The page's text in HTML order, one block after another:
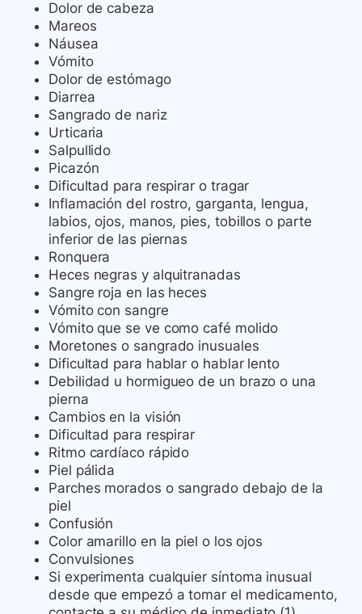
Dolor de cabeza
Mareos
Náusea
Vómito
Dolor de estómago
Diarrea
Sangrado de nariz
Urticaria
Salpullido
Picazón
Dificultad para respirar o tragar
Inflamación del rostro, garganta, lengua,
labios, ojos, manos, pies, tobillos o parte
inferior de las piernas
Ronquera
Heces negras y alquitranadas
Sangre roja en las heces
Vómito con sangre
Vómito que se ve como café molido
Moretones o sangrado inusuales
Dificultad para hablar o hablar lento
Debilidad u hormigueo de un brazo o una
pierna
Cambios en la visión
Dificultad para respirar
Ritmo cardíaco rápido
Piel pálida
Parches morados o sangrado debajo de la
piel
Confusión
Color amarillo en la piel o los ojos
Convulsiones
Si experimenta cualquier síntoma inusual
desde que empezó a tomar el medicamento,